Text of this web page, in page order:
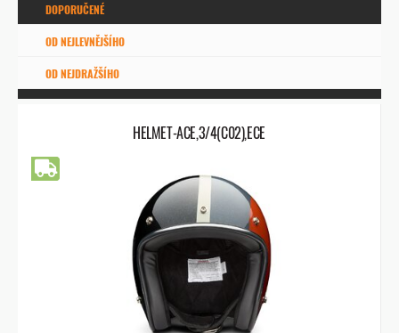
Boty
Čepice
Děti
Dárkové poukazy
DOPORUČENÉ
OD NEJLEVNĚJŠÍHO
OD NEJDRAŽŠÍHO
HELMET-ACE,3/4(C02),ECE
Doprava zdarma